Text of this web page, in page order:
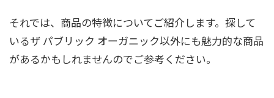
それでは、商品の特徴についてご紹介します。探して
いるザ パブリック オーガニック以外にも魅力的な商品
があるかもしれませんのでご参考ください。